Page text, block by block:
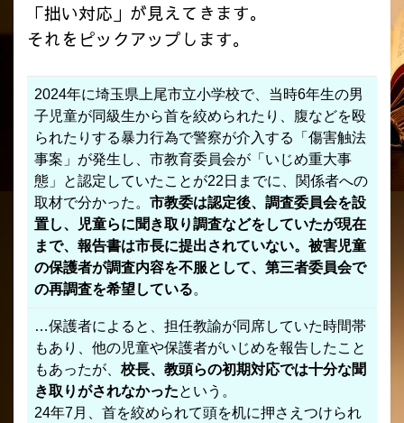
「拙い対応」が見えてきます。
それをピックアップします。
2024年に埼玉県上尾市立小学校で、当時6年生の男
子児童が同級生から首を絞められたり、腹などを殴
られたりする暴力行為で警察が介入する「傷害触法
事案」が発生し、市教育委員会が「いじめ重大事
態」と認定していたことが22日までに、関係者への
取材で分かった。 市教委は認定後、調査委員会を設
置し、児童らに聞き取り調査などをしていたが現在
まで、報告書は市長に提出されていない。被害児童
の保護者が調査内容を不服として、第三者委員会で
の再調査を希望している。
…保護者によると、担任教諭が同席していた時間帯
もあり、他の児童や保護者がいじめを報告したこと
もあったが、 校長、教頭らの初期対応では十分な聞
き取りがされなかったという。
24年7月、首を絞められて頭を机に押さえつけられ